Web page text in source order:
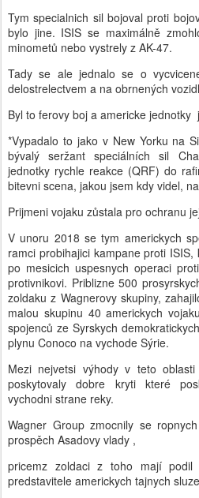
Tym specialnich sil bojoval proti
bylo jine. ISIS se maximálně
minometů nebo vystrely z AK-47.
Tady se ale jednalo se o
delostrelectvem a na obrnených
Byl to ferovy boj a americke jednotky
*Vypadalo to jako v New Yorku na
bývalý seržant speciálních sil
jednotky rychle reakce (QRF) do
bitevni scena, jakou jsem kdy videl,
Prijmeni vojaku zůstala pro ochranu
V unoru 2018 se tym americkych
ramci probihajici kampane proti
po mesicich uspesnych operaci
protivnikovi. Priblizne 500
zoldaku z Wagnerovy skupiny,
malou skupinu 40 americkych
spojenců ze Syrskych
plynu Conoco na vychode Sýrie.
Mezi nejvetsi výhody v teto
poskytovaly dobre kryti které
vychodni strane reky.
Wagner Group zmocnily se
prospěch Asadovy vlady ,
pricemz zoldaci z toho mají
predstavitele americkych tajnych